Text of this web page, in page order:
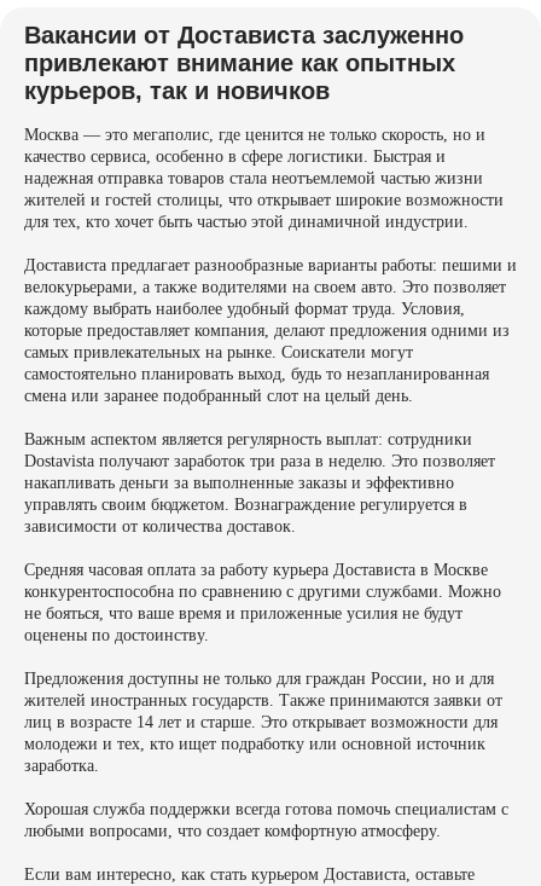
Вакансии от Достависта заслуженно
привлекают внимание как опытных
курьеров, так и новичков
Москва — это мегаполис, где ценится не только скорость, но и
качество сервиса, особенно в сфере логистики. Быстрая и
надежная отправка товаров стала неотъемлемой частью жизни
жителей и гостей столицы, что открывает широкие возможности
для тех, кто хочет быть частью этой динамичной индустрии.
Достависта предлагает разнообразные варианты работы: пешими и
велокурьерами, а также водителями на своем авто. Это позволяет
каждому выбрать наиболее удобный формат труда. Условия,
которые предоставляет компания, делают предложения одними из
самых привлекательных на рынке. Соискатели могут
самостоятельно планировать выход, будь то незапланированная
смена или заранее подобранный слот на целый день.
Важным аспектом является регулярность выплат: сотрудники
Dostavista получают заработок три раза в неделю. Это позволяет
накапливать деньги за выполненные заказы и эффективно
управлять своим бюджетом. Вознаграждение регулируется в
зависимости от количества доставок.
Средняя часовая оплата за работу курьера Достависта в Москве
конкурентоспособна по сравнению с другими службами. Можно
не бояться, что ваше время и приложенные усилия не будут
оценены по достоинству.
Предложения доступны не только для граждан России, но и для
жителей иностранных государств. Также принимаются заявки от
лиц в возрасте 14 лет и старше. Это открывает возможности для
молодежи и тех, кто ищет подработку или основной источник
заработка.
Хорошая служба поддержки всегда готова помочь специалистам с
любыми вопросами, что создает комфортную атмосферу.
Если вам интересно, как стать курьером Достависта, оставьте